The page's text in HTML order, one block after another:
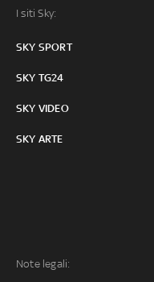
I siti Sky:
SKY SPORT
SKY TG24
SKY VIDEO
SKY ARTE
Note legali: